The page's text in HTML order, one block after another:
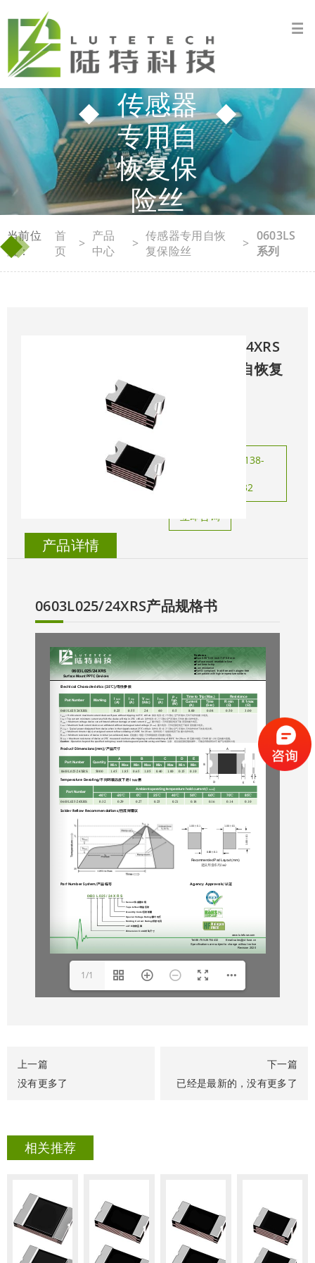
传感器
专用自
恢复保
险丝
◆
◆
当前位
置：
首
页
> 产品
中心
> 传感器专用自恢
复保险丝
> 0603LS
系列
0603L025/24XRS
传感器专用自恢复
咨询热线：138-
0755-28704432
立即咨询
产品详情
0603L025/24XRS产品规格书
1/1
上一篇
没有更多了
下一篇
已经是最新的，没有更多了
相关推荐